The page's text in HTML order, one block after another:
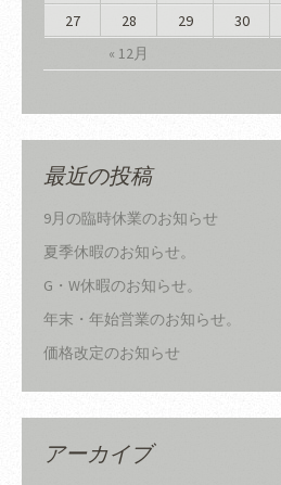
« 12月
27
28 29 30
最近の投稿
9月の臨時休業のお知らせ
夏季休暇のお知らせ。
G・W休暇のお知らせ。
年末・年始営業のお知らせ。
価格改定のお知らせ
アーカイブ